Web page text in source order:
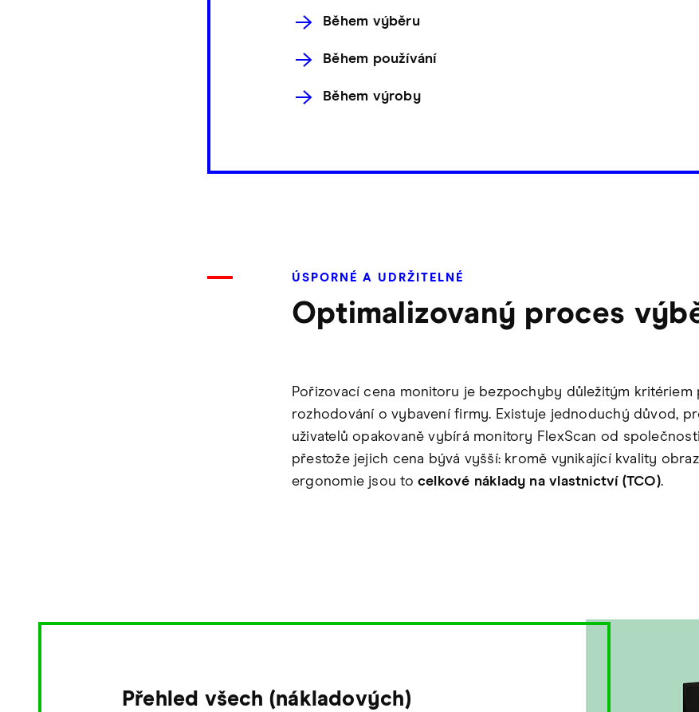
Během výběru
Během používání
Během výroby
ÚSPORNÉ A UDRŽITELNÉ
Optimalizovaný proces
Pořizovací cena monitoru je bezpochyby důležitým kritériem
rozhodování o vybavení firmy. Existuje jednoduchý důvod,
uživatelů opakovaně vybírá monitory FlexScan od společnosti
přestože jejich cena bývá vyšší: kromě vynikající kvality
ergonomie jsou to celkové náklady na vlastnictví (TCO).
Přehled všech (nákladových)